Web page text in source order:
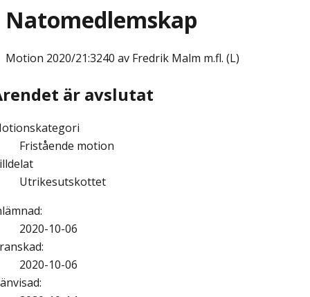
Natomedlemskap
Motion 2020/21:3240 av Fredrik Malm m.fl. (L)
är avslutat
Fristående motion
Utrikesutskottet
:
2020-10-06
:
2020-10-06
: